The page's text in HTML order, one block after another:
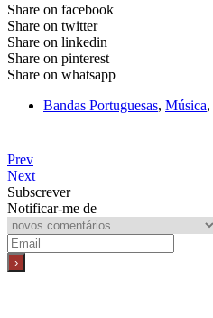
Share on facebook
Share on twitter
Share on linkedin
Share on pinterest
Share on whatsapp
Bandas Portuguesas, Música,
Prev
Next
Subscrever
Notificar-me de